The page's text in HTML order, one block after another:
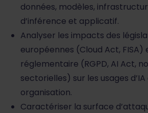
données, modèles,
d’inférence et applicatif.
Analyser les impacts des
européennes (Cloud Act, FISA)
réglementaire (RGPD, AI Act,
sectorielles) sur les usages d’IA
organisation.
Caractériser la surface